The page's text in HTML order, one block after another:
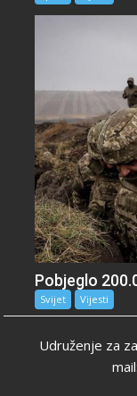
Pobjeglo
Svijet Vijesti
Udruženje za